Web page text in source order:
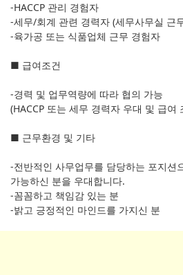
-HACCP 관리 경험자
-세무/회계 관련 경력자 (세무사무실 근
-육가공 또는 식품업체 근무 경험자
■ 급여조건
-경력 및 업무역량에 따라 협의 가능
(HACCP 또는 세무 경력자 우대 및 급여
■ 근무환경 및 기타
-전반적인 사무업무를 담당하는 포지션
가능하신 분을 우대합니다.
-꼼꼼하고 책임감 있는 분
-밝고 긍정적인 마인드를 가지신 분